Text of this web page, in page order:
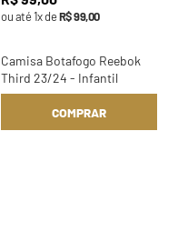
ou até1x deR$99,00
Camisa Botafogo Reebok
Third 23/24 - Infantil
COMPRAR